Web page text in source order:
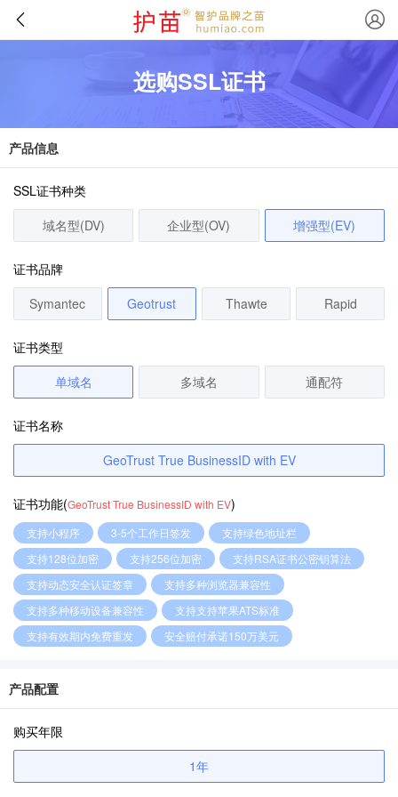
选购SSL证书
产品信息
SSL证书种类
域名型(DV)
企业型(OV) 增强型(EV)
证书品牌
Symantec
Geotrust Thawte Rapid
证书类型
单域名
多域名 通配符
证书名称
GeoTrust True BusinessID with EV
证书功能(GeoTrust True BusinessID with EV)
支持小程序 3-5个工作日签发
支持绿色地址栏
支持128位加密
支持256位加密
支持RSA证书公密钥算法
支持动态安全认证签章
支持多种浏览器兼容性
支持多种移动设备兼容性
支持支持苹果ATS标准
支持有效期内免费重发
安全赔付承诺150万美元
产品配置
购买年限
1年